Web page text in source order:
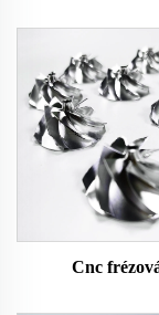
Cnc